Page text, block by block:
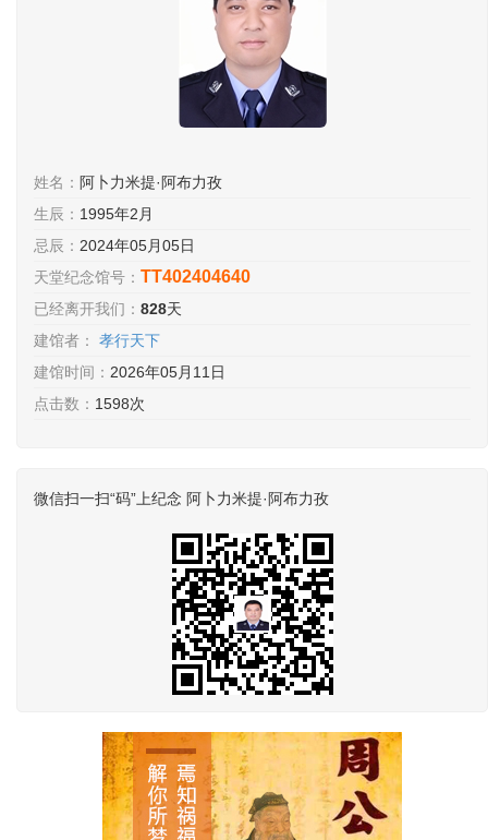
姓名： 阿卜力米提·阿布力孜
生辰： 1995年2月
忌辰： 2024年05月05日
天堂纪念馆号： TT402404640
已经离开我们： 828天
建馆者：
孝行天下
建馆时间： 2026年05月11日
点击数： 1598次
微信扫一扫“码”上纪念 阿卜力米提·阿布力孜